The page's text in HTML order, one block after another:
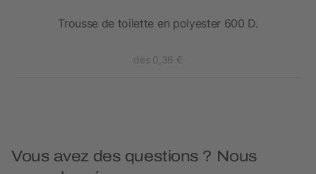
Trousse de toilette en polyester 600 D.
dès 0,36 €
Vous avez des questions ? Nous